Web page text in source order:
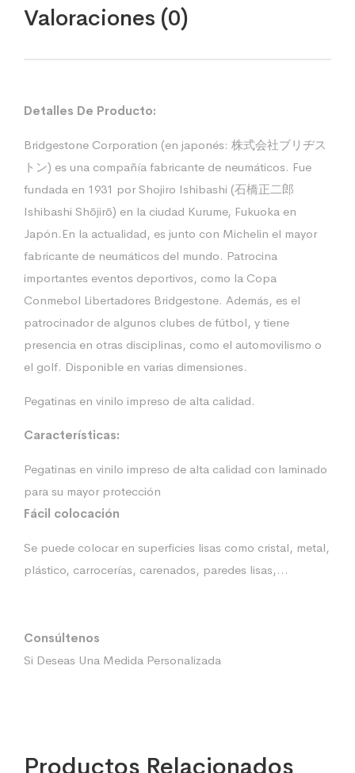
Valoraciones (0)
Detalles De Producto:
Bridgestone Corporation (en japonés: 株式会社ブリヂス
トン) es una compañía fabricante de neumáticos. Fue
fundada en 1931 por Shojiro Ishibashi (石橋正二郎
Ishibashi Shōjirō) en la ciudad Kurume, Fukuoka en
Japón.En la actualidad, es junto con Michelin el mayor
fabricante de neumáticos del mundo. Patrocina
importantes eventos deportivos, como la Copa
Conmebol Libertadores Bridgestone. Además, es el
patrocinador de algunos clubes de fútbol, y tiene
presencia en otras disciplinas, como el automovilismo o
el golf. Disponible en varias dimensiones.
Pegatinas en vinilo impreso de alta calidad.
Características:
Pegatinas en vinilo impreso de alta calidad con laminado
para su mayor protección
Fácil colocación
Se puede colocar en superficies lisas como cristal, metal,
plástico, carrocerías, carenados, paredes lisas,…
Consúltenos
Si Deseas Una Medida Personalizada
Productos Relacionados